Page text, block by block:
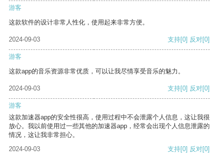
游客
这款软件的设计非常人性化，使用起来非常方便。
2024-09-03 支持[0] 反对[0]
游客
这款app的音乐资源非常优质，可以让我尽情享受音乐的魅力。
2024-09-03 支持[0] 反对[0]
游客
这款加速器app的安全性很高，使用过程中不会泄露个人信息，这让我很
放心。我以前使用过一些其他的加速器app，经常会出现个人信息泄露的
情况，这让我非常担心。
2024-09-03
支持[0] 反对[0]